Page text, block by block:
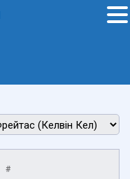
#